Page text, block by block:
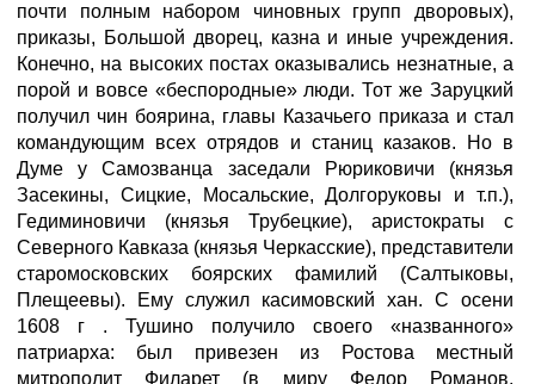
почти полным набором чиновных групп дворовых),
приказы, Большой дворец, казна и иные учреждения.
Конечно, на высоких постах оказывались незнатные, а
порой и вовсе «беспородные» люди. Тот же Заруцкий
получил чин боярина, главы Казачьего приказа и стал
командующим всех отрядов и станиц казаков. Но в
Думе у Самозванца заседали Рюриковичи (князья
Засекины, Сицкие, Мосальские, Долгоруковы и т.п.),
Гедиминовичи (князья Трубецкие), аристократы с
Северного Кавказа (князья Черкасские), представители
старомосковских боярских фамилий (Салтыковы,
Плещеевы). Ему служил касимовский хан. С осени
1608 г . Тушино получило своего «названного»
патриарха: был привезен из Ростова местный
митрополит Филарет (в миру Федор Романов,